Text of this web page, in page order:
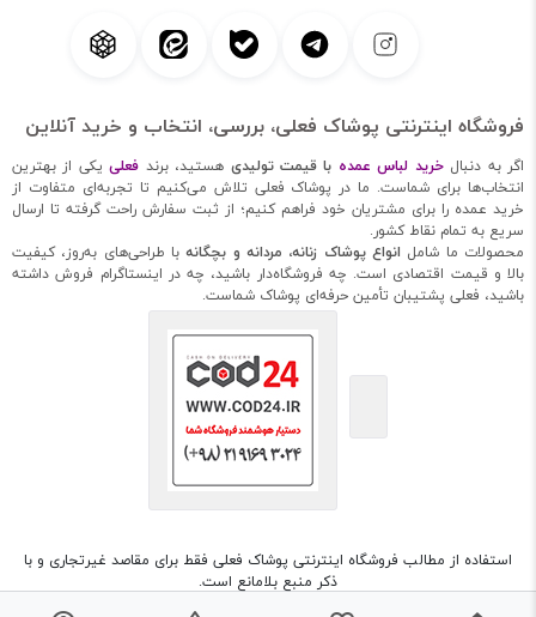
فروشگاه اینترنتی پوشاک فعلی، بررسی، انتخاب و خرید آنلاین
اگر به دنبالخرید لباس عمده با قیمت تولیدی هستید، برند فعلی یکی از بهترین
انتخاب‌ها برای شماست. ما در پوشاک فعلی تلاش می‌کنیم تا تجربه‌ای متفاوت از
خرید عمده را برای مشتریان خود فراهم کنیم؛ از ثبت سفارش راحت گرفته تا ارسال
سریع به تمام نقاط کشور.
محصولات ما شامل انواع پوشاک زنانه، مردانه و بچگانهبا طراحی‌های به‌روز، کیفیت
بالا و قیمت اقتصادی است. چه فروشگاه‌دار باشید، چه در اینستاگرام فروش داشته
باشید، فعلی پشتیبان تأمین حرفه‌ای پوشاک شماست.
استفاده از مطالب فروشگاه اینترنتی پوشاک فعلی فقط برای مقاصد غیرتجاری و با
ذکر منبع بلامانع است.